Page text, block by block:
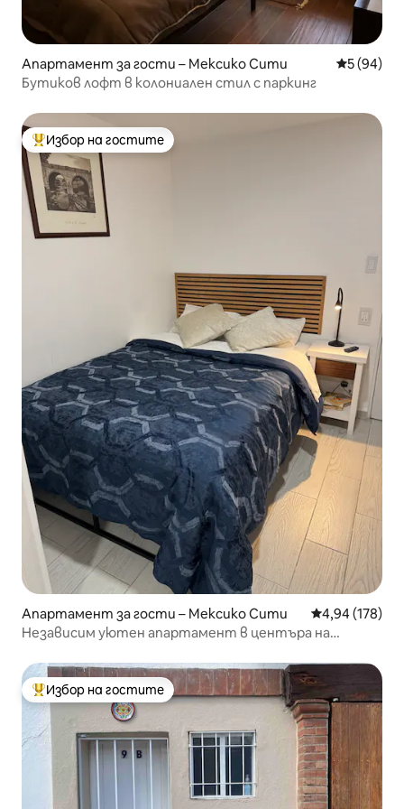
Апартамент за гости – Мексико Сити Средна
5 (94)
Бутиков лофт в колониален стил с паркинг
Най-популярен избор на гостите
Избор на гостите
Апартамент за гости – Мексико Сити Средна
4,94 (178)
Независим уютен апартамент в центъра на
Най-популярен избор на гостите
Избор на гостите